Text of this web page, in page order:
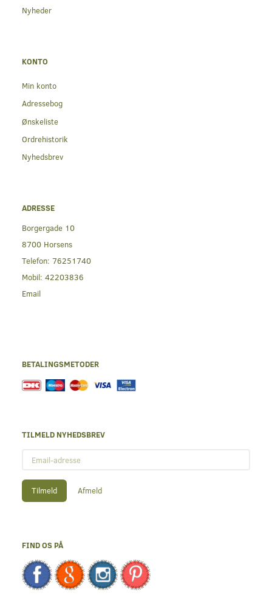
Nyheder
KONTO
Min konto
Adressebog
Ønskeliste
Ordrehistorik
Nyhedsbrev
ADRESSE
Borgergade 10
8700 Horsens
Telefon: 76251740
Mobil: 42203836
Email
BETALINGSMETODER
TILMELD NYHEDSBREV
adresse
Tilmeld Afmeld
FIND OS PÅ